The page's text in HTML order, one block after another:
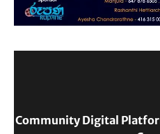
Community Digital